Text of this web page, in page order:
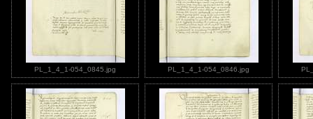
PL_1_4_1-054_0845.jpg PL_1_4_1-054_0846.jpg